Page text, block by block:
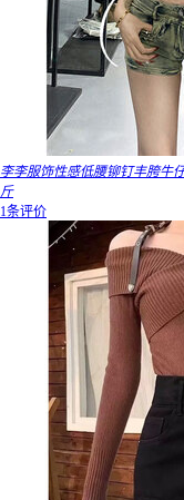
李李服饰性感低腰铆钉丰胯牛
斤
1条评价